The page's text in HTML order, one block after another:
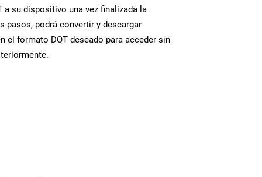
a su dispositivo una vez finalizada la
pasos, podrá convertir y descargar
el formato DOT deseado para acceder sin